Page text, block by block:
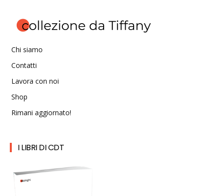
Chi siamo
Contatti
Lavora con noi
Shop
Rimani aggiornato!
I LIBRI DI CDT